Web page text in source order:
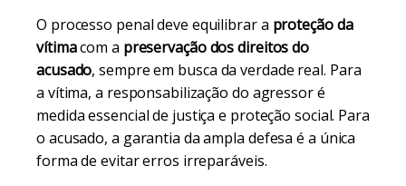
O processo penal deve equilibrar a proteção da
vítimacom a preservação dos direitos do
acusado, sempre em busca da verdade real. Para
a vítima, a responsabilização do agressor é
medida essencial de justiça e proteção social. Para
o acusado, a garantia da ampla defesa é a única
forma de evitar erros irreparáveis.